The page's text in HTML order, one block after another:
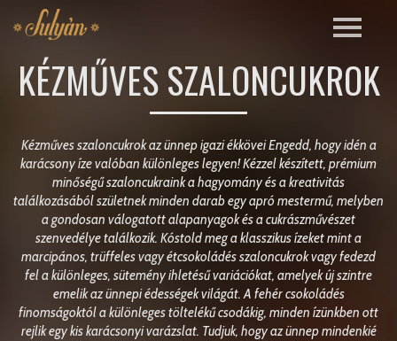
KÉZMŰVES SZALONCUKROK
Kézműves szaloncukrok az ünnep igazi ékkövei Engedd, hogy idén a
karácsony íze valóban különleges legyen! Kézzel készített, prémium
minőségű szaloncukraink a hagyomány és a kreativitás
találkozásából születnek minden darab egy apró mestermű, melyben
a gondosan válogatott alapanyagok és a cukrászművészet
szenvedélye találkozik. Kóstold meg a klasszikus ízeket mint a
marcipános, trüffeles vagy étcsokoládés szaloncukrok vagy fedezd
fel a különleges, sütemény ihletésű variációkat, amelyek új szintre
emelik az ünnepi édességek világát. A fehér csokoládés
finomságoktól a különleges töltelékű csodákig, minden ízünkben ott
rejlik egy kis karácsonyi varázslat. Tudjuk, hogy az ünnep mindenkié